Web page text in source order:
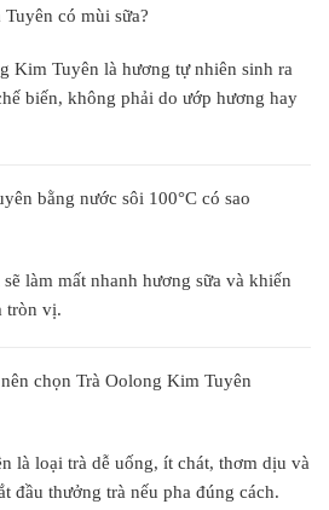
có mùi sữa?
Kim Tuyên là hương tự nhiên sinh ra
biến, không phải do ướp hương hay
bằng nước sôi 100°C có sao
làm mất nhanh hương sữa và khiến
tròn vị.
chọn Trà Oolong Kim Tuyên
là loại trà dễ uống, ít chát, thơm dịu và
đầu thưởng trà nếu pha đúng cách.